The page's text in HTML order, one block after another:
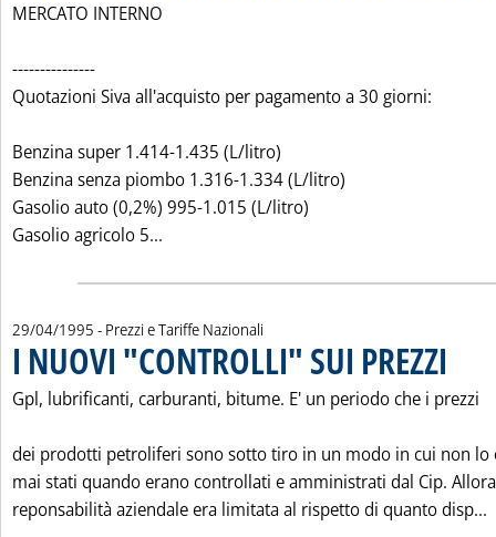
MERCATO INTERNO
---------------
Quotazioni Siva all'acquisto per pagamento a 30 giorni:
Benzina super 1.414-1.435 (L/litro)
Benzina senza piombo 1.316-1.334 (L/litro)
Gasolio auto (0,2%) 995-1.015 (L/litro)
Gasolio agricolo 5...
29/04/1995 - Prezzi e Tariffe Nazionali
I NUOVI "CONTROLLI" SUI PREZZI
Gpl, lubrificanti, carburanti, bitume. E' un periodo che i prezzi
dei prodotti petroliferi sono sotto tiro in un modo in cui non lo
mai stati quando erano controllati e amministrati dal Cip.
reponsabilità aziendale era limitata al rispetto di quanto disp...